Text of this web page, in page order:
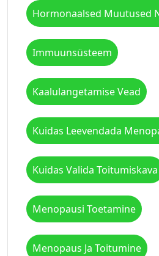
Hormonaalsed Muutused
Immuunsüsteem
Kaalulangetamise Vead
Kuidas Leevendada
Kuidas Valida Toitumiskava
Menopausi Toetamine
Menopaus Ja Toitumine